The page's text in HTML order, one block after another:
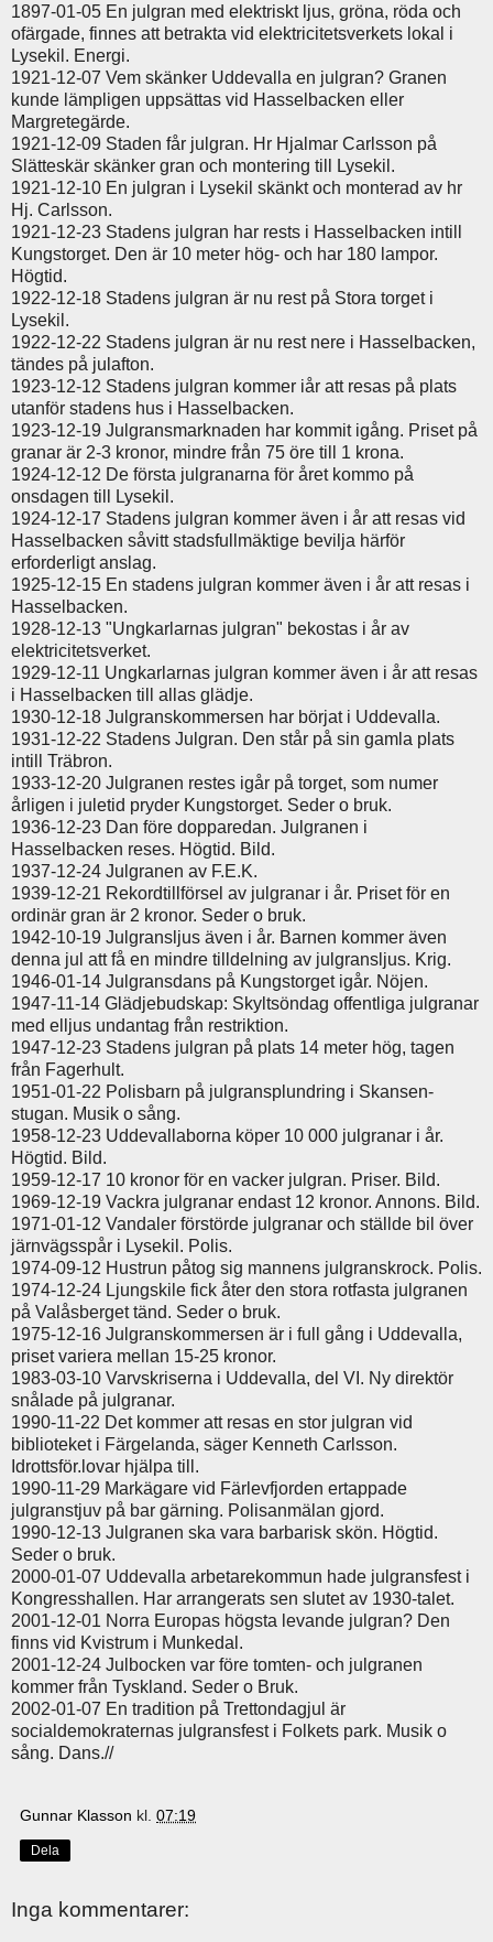
1897-01-05 En julgran med elektriskt ljus, gröna, röda och
ofärgade, finnes att betrakta vid elektricitetsverkets lokal i
Lysekil. Energi.
1921-12-07 Vem skänker Uddevalla en julgran? Granen
kunde lämpligen uppsättas vid Hasselbacken eller
Margretegärde.
1921-12-09 Staden får julgran. Hr Hjalmar Carlsson på
Slätteskär skänker gran och montering till Lysekil.
1921-12-10 En julgran i Lysekil skänkt och monterad av hr
Hj. Carlsson.
1921-12-23 Stadens julgran har rests i Hasselbacken intill
Kungstorget. Den är 10 meter hög- och har 180 lampor.
Högtid.
1922-12-18 Stadens julgran är nu rest på Stora torget i
Lysekil.
1922-12-22 Stadens julgran är nu rest nere i Hasselbacken,
tändes på julafton.
1923-12-12 Stadens julgran kommer iår att resas på plats
utanför stadens hus i Hasselbacken.
1923-12-19 Julgransmarknaden har kommit igång. Priset på
granar är 2-3 kronor, mindre från 75 öre till 1 krona.
1924-12-12 De första julgranarna för året kommo på
onsdagen till Lysekil.
1924-12-17 Stadens julgran kommer även i år att resas vid
Hasselbacken såvitt stadsfullmäktige bevilja härför
erforderligt anslag.
1925-12-15 En stadens julgran kommer även i år att resas i
Hasselbacken.
1928-12-13 "Ungkarlarnas julgran" bekostas i år av
elektricitetsverket.
1929-12-11 Ungkarlarnas julgran kommer även i år att resas
i Hasselbacken till allas glädje.
1930-12-18 Julgranskommersen har börjat i Uddevalla.
1931-12-22 Stadens Julgran. Den står på sin gamla plats
intill Träbron.
1933-12-20 Julgranen restes igår på torget, som numer
årligen i juletid pryder Kungstorget. Seder o bruk.
1936-12-23 Dan före dopparedan. Julgranen i
Hasselbacken reses. Högtid. Bild.
1937-12-24 Julgranen av F.E.K.
1939-12-21 Rekordtillförsel av julgranar i år. Priset för en
ordinär gran är 2 kronor. Seder o bruk.
1942-10-19 Julgransljus även i år. Barnen kommer även
denna jul att få en mindre tilldelning av julgransljus. Krig.
1946-01-14 Julgransdans på Kungstorget igår. Nöjen.
1947-11-14 Glädjebudskap: Skyltsöndag offentliga julgranar
med elljus undantag från restriktion.
1947-12-23 Stadens julgran på plats 14 meter hög, tagen
från Fagerhult.
1951-01-22 Polisbarn på julgransplundring i Skansen-
stugan. Musik o sång.
1958-12-23 Uddevallaborna köper 10 000 julgranar i år.
Högtid. Bild.
1959-12-17 10 kronor för en vacker julgran. Priser. Bild.
1969-12-19 Vackra julgranar endast 12 kronor. Annons. Bild.
1971-01-12 Vandaler förstörde julgranar och ställde bil över
järnvägsspår i Lysekil. Polis.
1974-09-12 Hustrun påtog sig mannens julgranskrock. Polis.
1974-12-24 Ljungskile fick åter den stora rotfasta julgranen
på Valåsberget tänd. Seder o bruk.
1975-12-16 Julgranskommersen är i full gång i Uddevalla,
priset variera mellan 15-25 kronor.
1983-03-10 Varvskriserna i Uddevalla, del VI. Ny direktör
snålade på julgranar.
1990-11-22 Det kommer att resas en stor julgran vid
biblioteket i Färgelanda, säger Kenneth Carlsson.
Idrottsför.lovar hjälpa till.
1990-11-29 Markägare vid Färlevfjorden ertappade
julgranstjuv på bar gärning. Polisanmälan gjord.
1990-12-13 Julgranen ska vara barbarisk skön. Högtid.
Seder o bruk.
2000-01-07 Uddevalla arbetarekommun hade julgransfest i
Kongresshallen. Har arrangerats sen slutet av 1930-talet.
2001-12-01 Norra Europas högsta levande julgran? Den
finns vid Kvistrum i Munkedal.
2001-12-24 Julbocken var före tomten- och julgranen
kommer från Tyskland. Seder o Bruk.
2002-01-07 En tradition på Trettondagjul är
socialdemokraternas julgransfest i Folkets park. Musik o
sång. Dans.//
Gunnar Klasson kl. 07:19
Dela
Inga kommentarer: